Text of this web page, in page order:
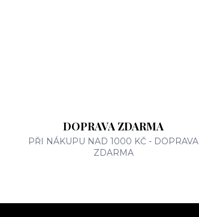
DOPRAVA ZDARMA
PŘI NÁKUPU NAD 1000 KČ - DOPRAVA
ZDARMA